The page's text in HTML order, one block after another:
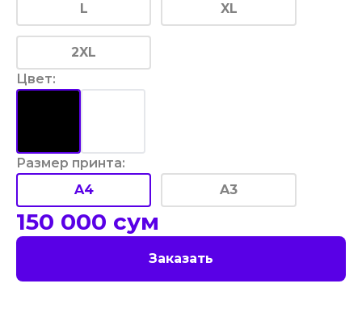
L XL
2XL
Цвет:
Размер принта:
A4
A3
150 000 сум
Заказать